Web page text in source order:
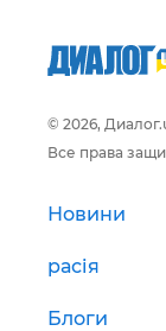
© 2026,
Все права
Новини
расія
Блоги